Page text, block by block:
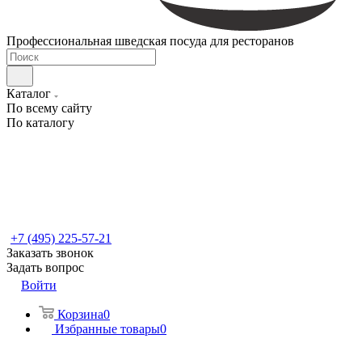
Профессиональная шведская посуда для ресторанов
Каталог
По всему сайту
По каталогу
+7 (495) 225-57-21
Заказать звонок
Задать вопрос
Войти
Корзина0
Избранные товары0